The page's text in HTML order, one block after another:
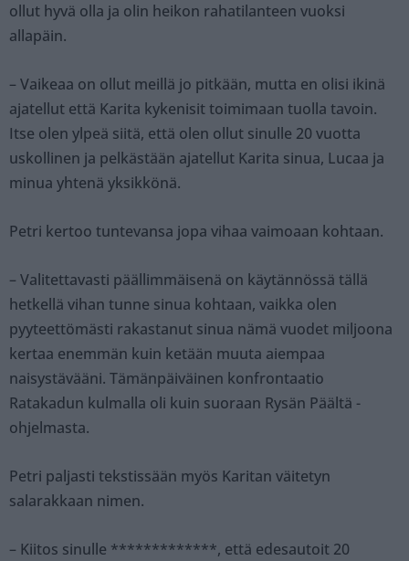
ollut hyvä olla ja olin heikon rahatilanteen vuoksi
allapäin.
– Vaikeaa on ollut meillä jo pitkään, mutta en olisi ikinä
ajatellut että Karita kykenisit toimimaan tuolla tavoin.
Itse olen ylpeä siitä, että olen ollut sinulle 20 vuotta
uskollinen ja pelkästään ajatellut Karita sinua, Lucaa ja
minua yhtenä yksikkönä.
Petri kertoo tuntevansa jopa vihaa vaimoaan kohtaan.
– Valitettavasti päällimmäisenä on käytännössä tällä
hetkellä vihan tunne sinua kohtaan, vaikka olen
pyyteettömästi rakastanut sinua nämä vuodet miljoona
kertaa enemmän kuin ketään muuta aiempaa
naisystävääni. Tämänpäiväinen konfrontaatio
Ratakadun kulmalla oli kuin suoraan Rysän Päältä -
ohjelmasta.
Petri paljasti tekstissään myös Karitan väitetyn
salarakkaan nimen.
– Kiitos sinulle *************, että edesautoit 20